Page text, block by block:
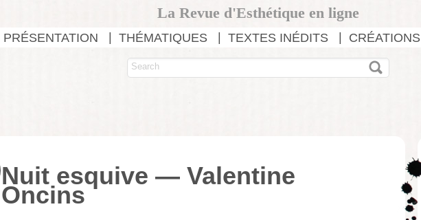
La Revue d'Esthétique en ligne
PRÉSENTATION THÉMATIQUES TEXTES INÉDITS CRÉATIONS
Nuit esquive — Valentine
Oncins